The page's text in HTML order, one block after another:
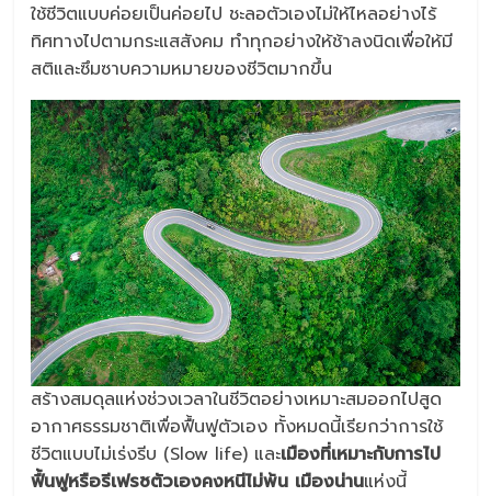
ใช้ชีวิตแบบค่อยเป็นค่อยไป ชะลอตัวเองไม่ให้ไหลอย่างไร้
ทิศทางไปตามกระแสสังคม ทำทุกอย่างให้ช้าลงนิดเพื่อให้มี
สติและซึมซาบความหมายของชีวิตมากขึ้น
สร้างสมดุลแห่งช่วงเวลาในชีวิตอย่างเหมาะสมออกไปสูด
อากาศธรรมชาติเพื่อฟื้นฟูตัวเอง ทั้งหมดนี้เรียกว่าการใช้
ชีวิตแบบไม่เร่งรีบ (Slow life) และเมืองที่เหมาะกับการไป
ฟื้นฟูหรือรีเฟรซตัวเองคงหนีไม่พ้น เมืองน่านแห่งนี้